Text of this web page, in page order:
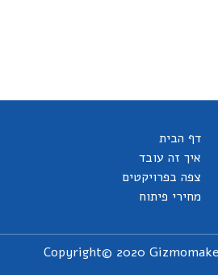
דף הבית
איך זה עובד
צפה בפרויקטים
מחירי פיתוח
Copyright© 2020